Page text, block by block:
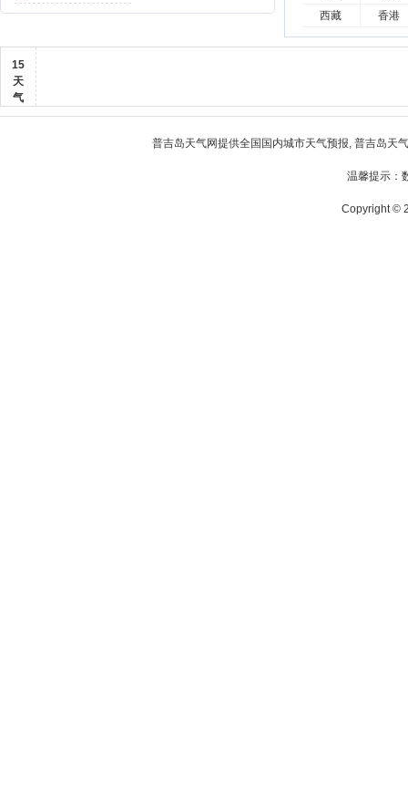
西藏
香港
15
天
气
普吉岛天气网提供全国国内城市天气预报, 普吉岛天
温馨提示：
Copyright ©